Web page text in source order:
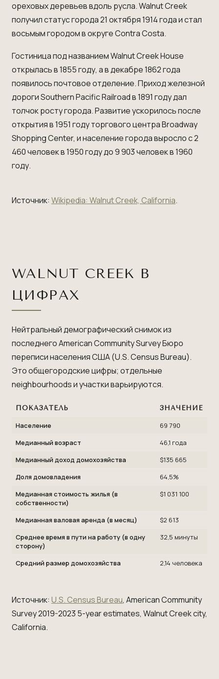
ореховых деревьев вдоль русла. Walnut Creek
получил статус города 21 октября 1914 года и стал
восьмым городом в округе Contra Costa.
Гостиница под названием Walnut Creek House
открылась в 1855 году, а в декабре 1862 года
появилось почтовое отделение. Приход железной
дороги Southern Pacific Railroad в 1891 году дал
толчок росту города. Развитие ускорилось после
открытия в 1951 году торгового центра Broadway
Shopping Center, и население города выросло с 2
460 человек в 1950 году до 9 903 человек в 1960
году.
Источник: Wikipedia: Walnut Creek, California.
WALNUT CREEK В
ЦИФРАХ
Нейтральный демографический снимок из
последнего American Community Survey Бюро
переписи населения США (U.S. Census Bureau).
Это общегородские цифры; отдельные
neighbourhoods и участки варьируются.
ПОКАЗАТЕЛЬ ЗНАЧЕНИЕ
Население
69 790
Медианный возраст
46,1 года
Медианный доход домохозяйства
$135 665
Доля домовладения
64,5%
Медианная стоимость жилья (в
собственности)
$1 031 100
Медианная валовая аренда (в месяц)
$2 613
Среднее время в пути на работу (в одну
сторону)
32,5 минуты
Средний размер домохозяйства 2,14 человека
Источник: U.S. Census Bureau, American Community
Survey 2019-2023 5-year estimates, Walnut Creek city,
California.